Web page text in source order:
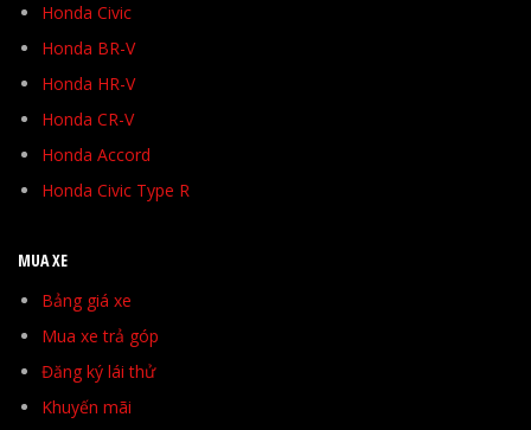
Honda Civic
Honda BR-V
Honda HR-V
Honda CR-V
Honda Accord
Honda Civic Type R
MUA XE
Bảng giá xe
Mua xe trả góp
Đăng ký lái thử
Khuyến mãi